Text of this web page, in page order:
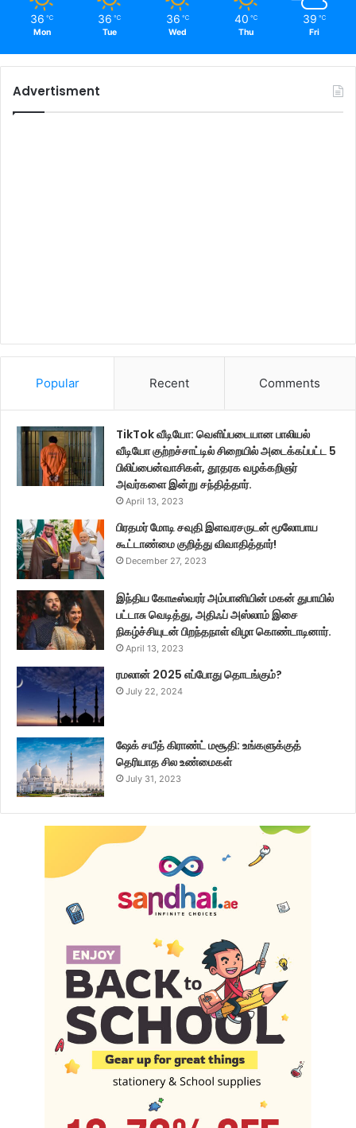
36 ℃
Mon
36 ℃
Tue
36 ℃
Wed
40 ℃
Thu
39 ℃
Fri
Advertisment
Popular Recent Comments
TikTok வீடியோ: வெளிப்படையான பாலியல்
வீடியோ குற்றச்சாட்டில் சிறையில் அடைக்கப்பட்ட 5
பிலிப்பைன்வாசிகள், தூதரக வழக்கறிஞர்
அவர்களை இன்று சந்தித்தார்.
April 13, 2023
பிரதமர் மோடி சவுதி இளவரசருடன் மூலோபாய
கூட்டாண்மை குறித்து விவாதித்தார்!
December 27, 2023
இந்திய கோடீஸ்வரர் அம்பானியின் மகன் துபாயில்
பட்டாசு வெடித்து, அதிஃப் அஸ்லாம் இசை
நிகழ்ச்சியுடன் பிறந்தநாள் விழா கொண்டாடினார்.
April 13, 2023
ரமலான் 2025 எப்போது தொடங்கும்?
July 22, 2024
ஷேக் சயீத் கிராண்ட் மசூதி: உங்களுக்குத்
தெரியாத சில உண்மைகள்
July 31, 2023